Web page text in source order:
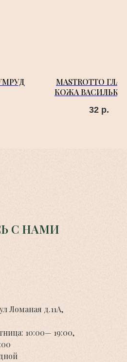
MASTROTTO
КОЖА
32 р.
С НАМИ
Ломаная д.11А,
10:00— 19:00,